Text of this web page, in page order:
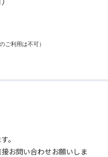
ご利用は不可）
。
お問い合わせお願いしま